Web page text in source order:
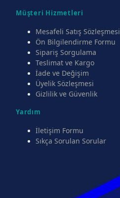
Müşteri Hizmetleri
Mesafeli Satış Sözleşmesi
Ön Bilgilendirme Formu
Sipariş Sorgulama
Teslimat ve Kargo
İade ve Değişim
Üyelik Sözleşmesi
Gizlilik ve Güvenlik
Yardım
İletişim Formu
Sıkça Sorulan Sorular